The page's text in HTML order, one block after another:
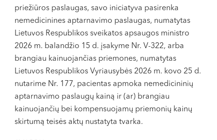
Medicinos centruose „Northway“ histeroskopija
atliekama ypač tausojančiai, naudojant plonesnius, nei
įprastai instrumentus. Taip pacientė po operacijos jaučia
mažiau diskomforto.
priežiūros paslaugas, savo iniciatyva pasirenka
nemedicinines aptarnavimo paslaugas, numatytas
Lietuvos Respublikos sveikatos apsaugos ministro
2026 m. balandžio 15 d. įsakyme Nr. V-322, arba
brangiau kainuojančias priemones, numatytas
Lietuvos Respublikos Vyriausybės 2026 m. kovo 25 d.
nutarime Nr. 177, pacientas apmoka nemedicininių
aptarnavimo paslaugų kainą ir (ar) brangiau
kainuojančių bei kompensuojamų priemonių kainų
skirtumą teisės aktų nustatyta tvarka.